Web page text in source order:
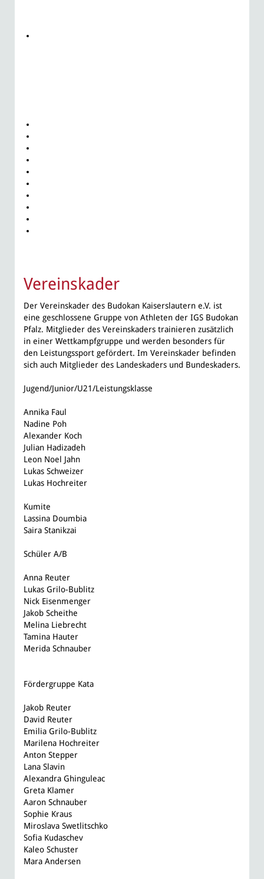
Vereinskader
Der Vereinskader des Budokan Kaiserslautern e.V. ist
eine geschlossene Gruppe von Athleten der IGS Budokan
Pfalz. Mitglieder des Vereinskaders trainieren zusätzlich
in einer Wettkampfgruppe und werden besonders für
den Leistungssport gefördert. Im Vereinskader befinden
sich auch Mitglieder des Landeskaders und Bundeskaders.
Jugend/Junior/U21/Leistungsklasse
Annika Faul
Nadine Poh
Alexander Koch
Julian Hadizadeh
Leon Noel Jahn
Lukas Schweizer
Lukas Hochreiter
Kumite
Lassina Doumbia
Saira Stanikzai
Schüler A/B
Anna Reuter
Lukas Grilo-Bublitz
Nick Eisenmenger
Jakob Scheithe
Melina Liebrecht
Tamina Hauter
Merida Schnauber
Fördergruppe Kata
Jakob Reuter
David Reuter
Emilia Grilo-Bublitz
Marilena Hochreiter
Anton Stepper
Lana Slavin
Alexandra Ghinguleac
Greta Klamer
Aaron Schnauber
Sophie Kraus
Miroslava Swetlitschko
Sofia Kudaschev
Kaleo Schuster
Mara Andersen